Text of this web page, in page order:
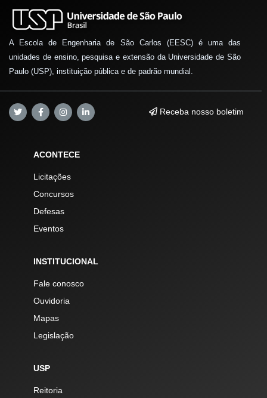
A Escola de Engenharia de São Carlos (EESC) é uma das
unidades de ensino, pesquisa e extensão da Universidade de São
Paulo (USP), instituição pública e de padrão mundial.
Receba nosso boletim
ACONTECE
Licitações
Concursos
Defesas
Eventos
INSTITUCIONAL
Fale conosco
Ouvidoria
Mapas
Legislação
USP
Reitoria